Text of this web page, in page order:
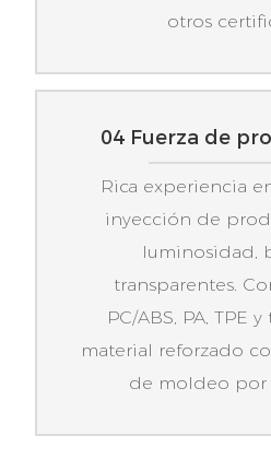
otros
04 Fuerza de
Rica experiencia
inyección de
luminosidad,
transparentes.
PC/ABS, PA, TPE
material reforzado
de moldeo por